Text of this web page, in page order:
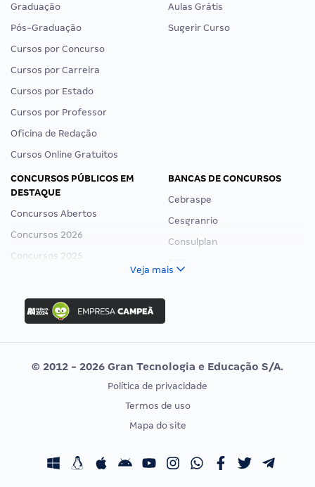
Graduação
Pós-Graduação
Cursos por Concurso
Cursos por Carreira
Cursos por Estado
Cursos por Professor
Oficina de Redação
Cursos Online Gratuitos
Aulas Grátis
Sugerir Curso
CONCURSOS PÚBLICOS EM
DESTAQUE
Concursos Abertos
Concursos 2026
Concursos 2025
Concurso Nacional Unificado
Concurso Ibama
Concurso MPU
Editais publicados
BANCAS DE CONCURSOS
Cebraspe
Cesgranrio
Consulplan
Vunesp
CONCURSOS POR PROFISSÃO
Concursos Fiscais
EXAME DE ORDEM
Calendário OAB
Veja mais
© 2012 - 2026 Gran Tecnologia e Educação S/A.
Política de privacidade
Termos de uso
Mapa do site